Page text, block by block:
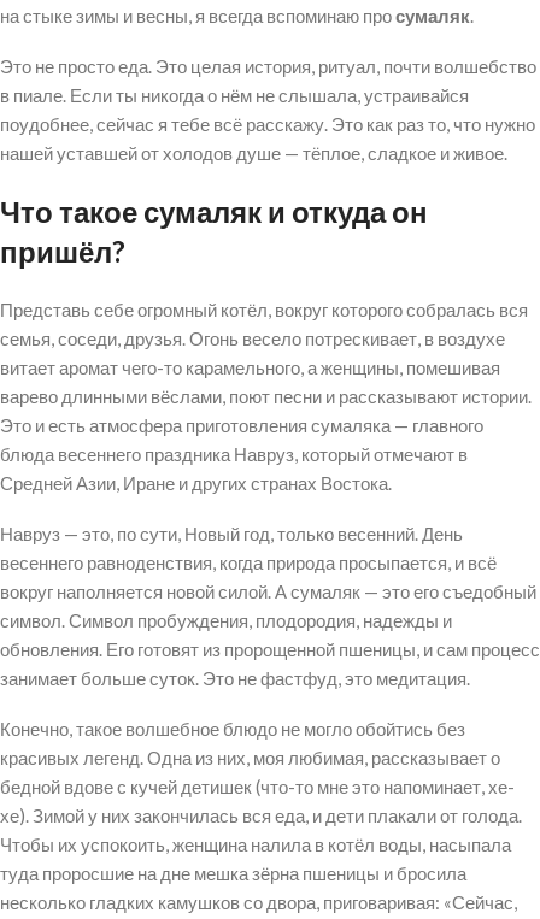
на стыке зимы и весны, я всегда вспоминаю просумаляк.
Это не просто еда. Это целая история, ритуал, почти волшебство
в пиале. Если ты никогда о нём не слышала, устраивайся
поудобнее, сейчас я тебе всё расскажу. Это как раз то, что нужно
нашей уставшей от холодов душе — тёплое, сладкое и живое.
Что такое сумаляк и откуда он
пришёл?
Представь себе огромный котёл, вокруг которого собралась вся
семья, соседи, друзья. Огонь весело потрескивает, в воздухе
витает аромат чего-то карамельного, а женщины, помешивая
варево длинными вёслами, поют песни и рассказывают истории.
Это и есть атмосфера приготовления сумаляка — главного
блюда весеннего праздника Навруз, который отмечают в
Средней Азии, Иране и других странах Востока.
Навруз — это, по сути, Новый год, только весенний. День
весеннего равноденствия, когда природа просыпается, и всё
вокруг наполняется новой силой. А сумаляк — это его съедобный
символ. Символ пробуждения, плодородия, надежды и
обновления. Его готовят из пророщенной пшеницы, и сам процесс
занимает больше суток. Это не фастфуд, это медитация.
Конечно, такое волшебное блюдо не могло обойтись без
красивых легенд. Одна из них, моя любимая, рассказывает о
бедной вдове с кучей детишек (что-то мне это напоминает, хе-
хе). Зимой у них закончилась вся еда, и дети плакали от голода.
Чтобы их успокоить, женщина налила в котёл воды, насыпала
туда проросшие на дне мешка зёрна пшеницы и бросила
несколько гладких камушков со двора, приговаривая: «Сейчас,